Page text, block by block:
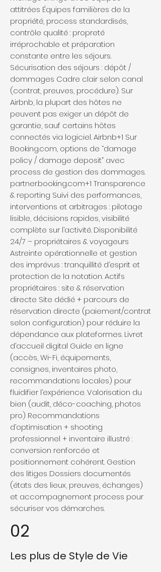
attitrées Équipes familières de la
propriété, process standardisés,
contrôle qualité : propreté
irréprochable et préparation
constante entre les séjours.
Sécurisation des séjours : dépôt /
dommages Cadre clair selon canal
(contrat, preuves, procédure). Sur
Airbnb, la plupart des hôtes ne
peuvent pas exiger un dépôt de
garantie, sauf certains hôtes
connectés via logiciel. Airbnb+1 Sur
Booking.com, options de “damage
policy / damage deposit” avec
process de gestion des dommages.
partner.booking.com+1 Transparence
& reporting Suivi des performances,
interventions et arbitrages : pilotage
lisible, décisions rapides, visibilité
complète sur l’activité. Disponibilité
24/7 – propriétaires & voyageurs
Astreinte opérationnelle et gestion
des imprévus : tranquillité d’esprit et
protection de la notation. Actifs
propriétaires : site & réservation
directe Site dédié + parcours de
réservation directe (paiement/contrat
selon configuration) pour réduire la
dépendance aux plateformes. Livret
d’accueil digital Guide en ligne
(accès, Wi-Fi, équipements,
consignes, inventaires photo,
recommandations locales) pour
fluidifier l’expérience. Valorisation du
bien (audit, déco-coaching, photos
pro) Recommandations
d’optimisation + shooting
professionnel + inventaire illustré :
conversion renforcée et
positionnement cohérent. Gestion
des litiges Dossiers documentés
(états des lieux, preuves, échanges)
et accompagnement process pour
sécuriser vos démarches.
02
Les plus de Style de Vie